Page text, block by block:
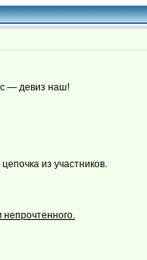
— девиз наш!
из участников.
непрочтенного.